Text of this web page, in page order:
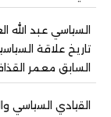
السياسي عبد الله
تاريخ علاقة
السابق معمر
القيادي السياسي